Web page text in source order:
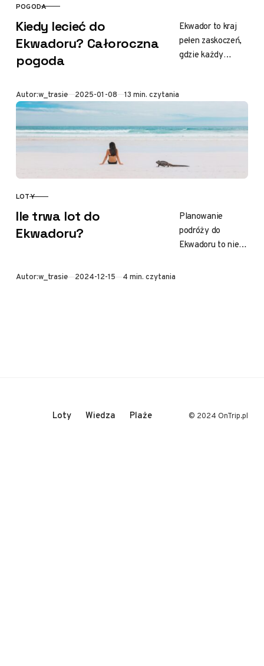
KATEGORIA
POGODA
Kiedy lecieć do
Ekwadoru? Całoroczna
pogoda
Ekwador to kraj
pełen zaskoczeń,
gdzie każdy
podróży do tego
południowoamery
kańskiego zakątka
Autor:w_trasie Opublikowano
2025-01-08 13 min. czytania
KATEGORIA
LOTY
Ile trwa lot do
Ekwadoru?
Planowanie
podróży do
Ekwadoru to nie
Autor:w_trasie Opublikowano
2024-12-15 4 min. czytania
Loty Wiedza Plaże © 2024 OnTrip.pl